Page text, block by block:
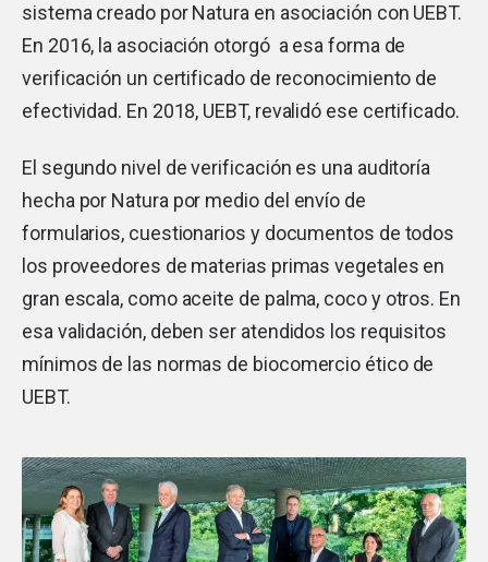
sistema creado por Natura en asociación con UEBT.
En 2016, la asociación otorgó a esa forma de
verificación un certificado de reconocimiento de
efectividad. En 2018, UEBT, revalidó ese certificado.
El segundo nivel de verificación es una auditoría
hecha por Natura por medio del envío de
formularios, cuestionarios y documentos de todos
los proveedores de materias primas vegetales en
gran escala, como aceite de palma, coco y otros. En
esa validación, deben ser atendidos los requisitos
mínimos de las normas de biocomercio ético de
UEBT.